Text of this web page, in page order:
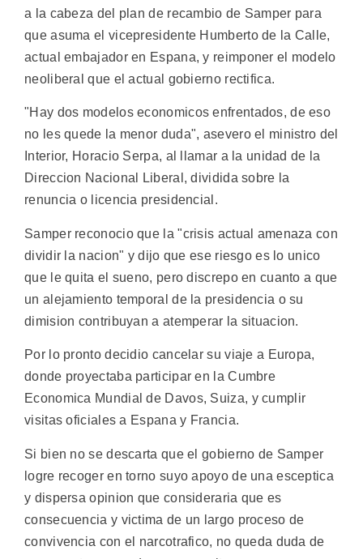
a la cabeza del plan de recambio de Samper para
que asuma el vicepresidente Humberto de la Calle,
actual embajador en Espana, y reimponer el modelo
neoliberal que el actual gobierno rectifica.
"Hay dos modelos economicos enfrentados, de eso
no les quede la menor duda", asevero el ministro del
Interior, Horacio Serpa, al llamar a la unidad de la
Direccion Nacional Liberal, dividida sobre la
renuncia o licencia presidencial.
Samper reconocio que la "crisis actual amenaza con
dividir la nacion" y dijo que ese riesgo es lo unico
que le quita el sueno, pero discrepo en cuanto a que
un alejamiento temporal de la presidencia o su
dimision contribuyan a atemperar la situacion.
Por lo pronto decidio cancelar su viaje a Europa,
donde proyectaba participar en la Cumbre
Economica Mundial de Davos, Suiza, y cumplir
visitas oficiales a Espana y Francia.
Si bien no se descarta que el gobierno de Samper
logre recoger en torno suyo apoyo de una esceptica
y dispersa opinion que consideraria que es
consecuencia y victima de un largo proceso de
convivencia con el narcotrafico, no queda duda de